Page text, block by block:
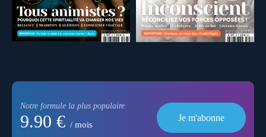
Notre formule la plus populaire
9.90 € / mois
Je m'abonne